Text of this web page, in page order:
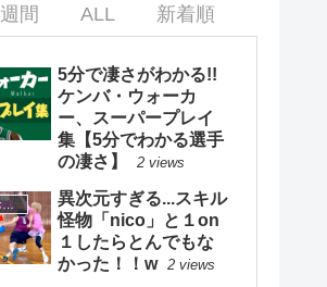
週間 ALL 新着順
5分で凄さがわかる!!
ケンバ・ウォーカ
ー、スーパープレイ
集【5分でわかる選手
の凄さ】
2 views
大井崇幹【おおいたかよし】
異次元すぎる...スキル
怪物「nico」と１on
１したらとんでもな
かった！！w 2 views